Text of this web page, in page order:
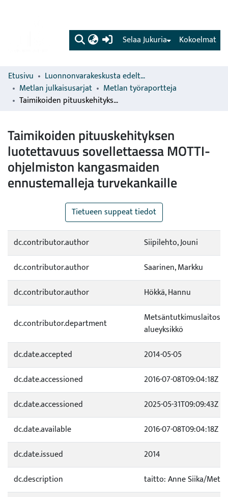
(current) Kokoelmat
Selaa Jukuria
Etusivu
Luonnonvarakeskusta edeltävien organisaatioiden sarjat
Metlan julkaisusarjat
Metlan työraportteja
Taimikoiden pituuskehityksen luotettavuus sovellettaessa MOTTI-ohjelmiston kangasmaiden ennustemalleja turvekankaille
Taimikoiden pituuskehityksen
luotettavuus sovellettaessa MOTTI-
ohjelmiston kangasmaiden
ennustemalleja turvekankaille
Tietueen suppeat tiedot
dc.contributor.author
Siipilehto, Jouni
dc.contributor.author
Saarinen, Markku
dc.contributor.author
Hökkä, Hannu
dc.contributor.department
Metsäntutkimuslaitos /
alueyksikkö
dc.date.accepted
2014-05-05
dc.date.accessioned
2016-07-08T09:04:18Z
dc.date.accessioned
2025-05-31T09:09:43Z
dc.date.available
2016-07-08T09:04:18Z
dc.date.issued
2014
dc.description
taitto: Anne Siika/Metla